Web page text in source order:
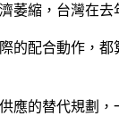
萎縮，台灣在
的配合動作，
應的替代規劃